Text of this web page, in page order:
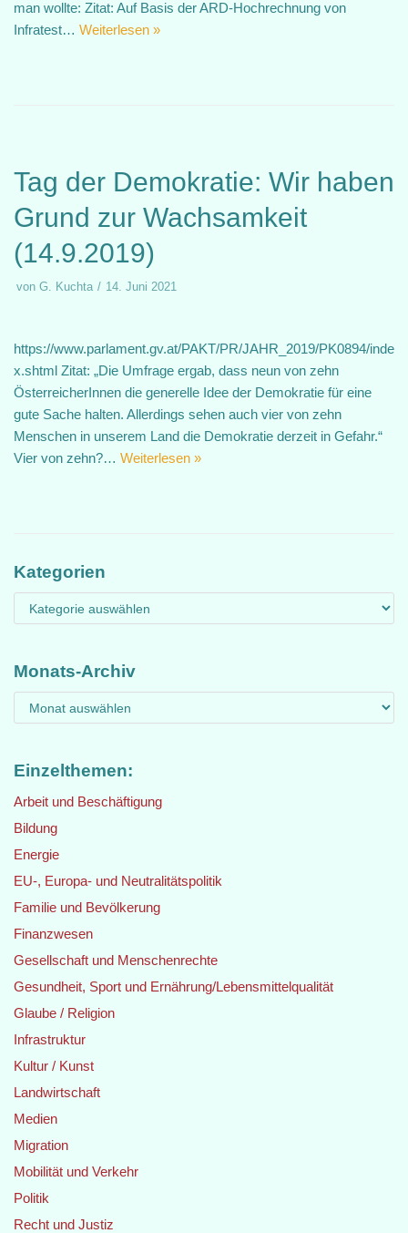
man wollte: Zitat: Auf Basis der ARD-Hochrechnung von
Infratest… Weiterlesen »
Tag der Demokratie: Wir haben
Grund zur Wachsamkeit
(14.9.2019)
von G. Kuchta 14. Juni 2021
https://www.parlament.gv.at/PAKT/PR/JAHR_2019/PK0894/inde
x.shtml Zitat: „Die Umfrage ergab, dass neun von zehn
ÖsterreicherInnen die generelle Idee der Demokratie für eine
gute Sache halten. Allerdings sehen auch vier von zehn
Menschen in unserem Land die Demokratie derzeit in Gefahr.“
Vier von zehn?… Weiterlesen »
Kategorien
Monats-Archiv
Einzelthemen:
Arbeit und Beschäftigung
Bildung
Energie
EU-, Europa- und Neutralitätspolitik
Familie und Bevölkerung
Finanzwesen
Gesellschaft und Menschenrechte
Gesundheit, Sport und Ernährung/Lebensmittelqualität
Glaube / Religion
Infrastruktur
Kultur / Kunst
Landwirtschaft
Medien
Migration
Mobilität und Verkehr
Politik
Recht und Justiz